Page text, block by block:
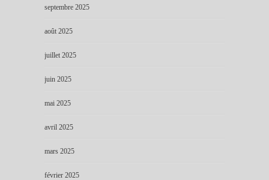
septembre 2025
août 2025
juillet 2025
juin 2025
mai 2025
avril 2025
mars 2025
février 2025